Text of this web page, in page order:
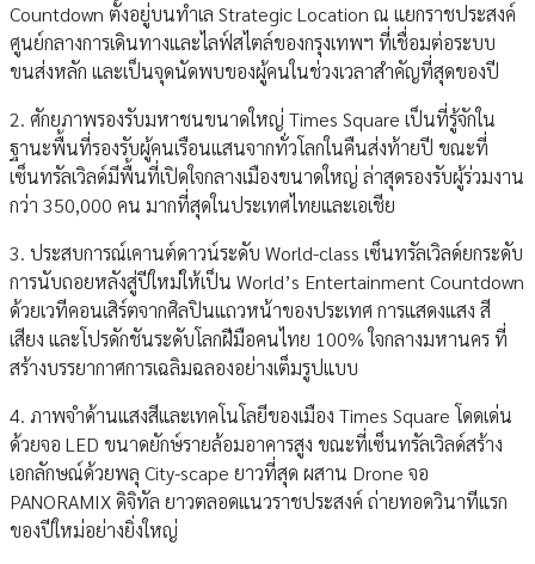
Countdown ตั้งอยู่บนทำเล Strategic Location ณ แยกราชประสงค์
ศูนย์กลางการเดินทางและไลฟ์สไตล์ของกรุงเทพฯ ที่เชื่อมต่อระบบ
ขนส่งหลัก และเป็นจุดนัดพบของผู้คนในช่วงเวลาสำคัญที่สุดของปี
2. ศักยภาพรองรับมหาชนขนาดใหญ่ Times Square เป็นที่รู้จักใน
ฐานะพื้นที่รองรับผู้คนเรือนแสนจากทั่วโลกในคืนส่งท้ายปี ขณะที่
เซ็นทรัลเวิลด์มีพื้นที่เปิดใจกลางเมืองขนาดใหญ่ ล่าสุดรองรับผู้ร่วมงาน
กว่า 350,000 คน มากที่สุดในประเทศไทยและเอเชีย
3. ประสบการณ์เคานต์ดาวน์ระดับ World-class เซ็นทรัลเวิลด์ยกระดับ
การนับถอยหลังสู่ปีใหม่ให้เป็น World’s Entertainment Countdown
ด้วยเวทีคอนเสิร์ตจากศิลปินแถวหน้าของประเทศ การแสดงแสง สี
เสียง และโปรดักชันระดับโลกฝีมือคนไทย 100% ใจกลางมหานคร ที่
สร้างบรรยากาศการเฉลิมฉลองอย่างเต็มรูปแบบ
4. ภาพจำด้านแสงสีและเทคโนโลยีของเมือง Times Square โดดเด่น
ด้วยจอ LED ขนาดยักษ์รายล้อมอาคารสูง ขณะที่เซ็นทรัลเวิลด์สร้าง
เอกลักษณ์ด้วยพลุ City-scape ยาวที่สุด ผสาน Drone จอ
PANORAMIX ดิจิทัล ยาวตลอดแนวราชประสงค์ ถ่ายทอดวินาทีแรก
ของปีใหม่อย่างยิ่งใหญ่